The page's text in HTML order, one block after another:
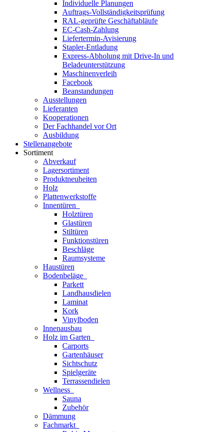
Individuelle Planungen
Auftrags-Vollständigkeitsprüfung
RAL-geprüfte Geschäftabläufe
EC-Cash-Zahlung
Liefertermin-Avisierung
Stapler-Entladung
Express-Abholung mit Drive-In und
Beladeunterstützung
Maschinenverleih
Facebook
Beanstandungen
Ausstellungen
Lieferanten
Kooperationen
Der Fachhandel vor Ort
Ausbildung
Stellenangebote
Sortiment
Abverkauf
Lagersortiment
Produktneuheiten
Holz
Plattenwerkstoffe
Innentüren
Holztüren
Glastüren
Stiltüren
Funktionstüren
Beschläge
Raumsysteme
Haustüren
Bodenbeläge
Parkett
Landhausdielen
Laminat
Kork
Vinylboden
Innenausbau
Holz im Garten
Carports
Gartenhäuser
Sichtschutz
Spielgeräte
Terrassendielen
Wellness
Sauna
Zubehör
Dämmung
Fachmarkt